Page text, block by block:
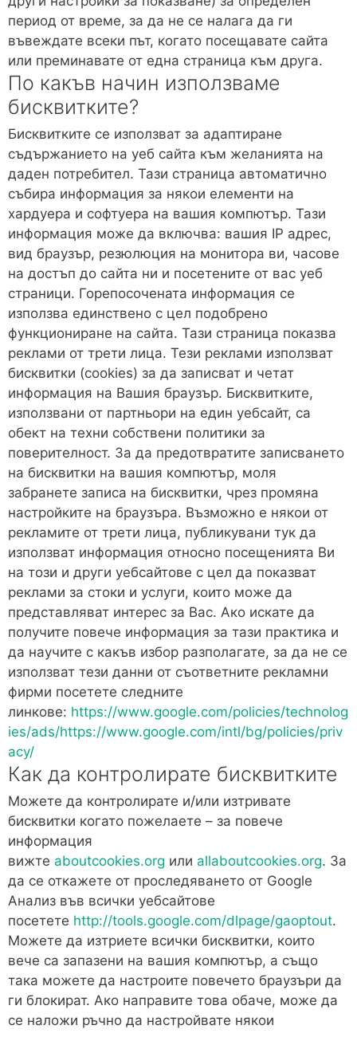
период от време, за да не се налага да ги
въвеждате всеки път, когато посещавате сайта
или преминавате от една страница към друга.
По какъв начин използваме
бисквитките?
Бисквитките се използват за адаптиране
съдържанието на уеб сайтa към желанията на
даден потребител. Тази страница автоматично
събира информация за някои елементи на
хардуера и софтуера на вашия компютър. Тази
информация може да включва: вашия IP адрес,
вид браузър, резюлюция на монитора ви, часове
на достъп до сайта ни и посетените от вас уеб
страници. Горепосочената информация се
използва единствено с цел подобрено
функциониране на сайта. Тази страница показва
реклами от трети лица. Тези реклами използват
бисквитки (cookies) за да записват и четат
информация на Вашия браузър. Бисквитките,
използвани от партньори на един уебсайт, са
обект на техни собствени политики за
поверителност. За да предотвратите записването
на бисквитки на вашия компютър, моля
забранете записа на бисквитки, чрез промяна
настройките на браузъра. Възможно е някои от
рекламите от трети лица, публикувани тук да
използват информация относно посещенията Ви
на този и други уебсайтове с цел да показват
реклами за стоки и услуги, които може да
представляват интерес за Вас. Ако искате да
получите повече информация за тази практика и
да научите с какъв избор разполагате, за да не се
използват тези данни от съответните рекламни
фирми посетете следните
линкове: https://www.google.com/policies/technolog
ies/ads/https://www.google.com/intl/bg/policies/priv
acy/
Как да контролирате бисквитките
Можете да контролирате и/или изтривате
бисквитки когато пожелаете – за повече
информация
вижте aboutcookies.org или allaboutcookies.org. За
да се откажете от проследяването от Google
Анализ във всички уебсайтове
посетете http://tools.google.com/dlpage/gaoptout.
Можете да изтриете всички бисквитки, които
вече са запазени на вашия компютър, а също
така можете да настроите повечето браузъри да
ги блокират. Ако направите това обаче, може да
се наложи ръчно да настройвате някои